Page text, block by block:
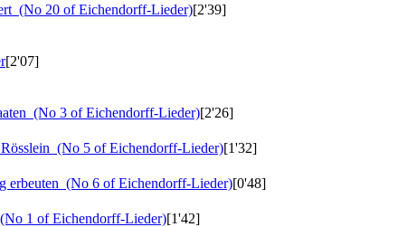
(No 20 of Eichendorff-Lieder)[2'39]
[2'07]
(No 3 of Eichendorff-Lieder)[2'26]
(No 5 of Eichendorff-Lieder)[1'32]
erbeuten (No 6 of Eichendorff-Lieder)[0'48]
(No 1 of Eichendorff-Lieder)[1'42]